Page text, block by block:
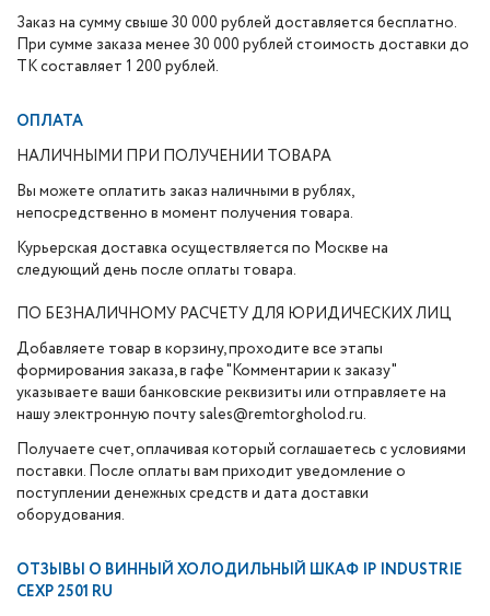
Заказ на сумму свыше 30 000 рублей доставляется бесплатно.
При сумме заказа менее 30 000 рублей стоимость доставки до
ТК составляет 1 200 рублей.
ОПЛАТА
НАЛИЧНЫМИ ПРИ ПОЛУЧЕНИИ ТОВАРА
Вы можете оплатить заказ наличными в рублях,
непосредственно в момент получения товара.
Курьерская доставка осуществляется по Москве на
следующий день после оплаты товара.
ПО БЕЗНАЛИЧНОМУ РАСЧЕТУ ДЛЯ ЮРИДИЧЕСКИХ ЛИЦ
Добавляете товар в корзину, проходите все этапы
формирования заказа, в гафе "Комментарии к заказу"
указываете ваши банковские реквизиты или отправляете на
нашу электронную почту sales@remtorgholod.ru.
Получаете счет, оплачивая который соглашаетесь с условиями
поставки. После оплаты вам приходит уведомление о
поступлении денежных средств и дата доставки
оборудования.
ОТЗЫВЫ О ВИННЫЙ ХОЛОДИЛЬНЫЙ ШКАФ IP INDUSTRIE
CEXP 2501 RU